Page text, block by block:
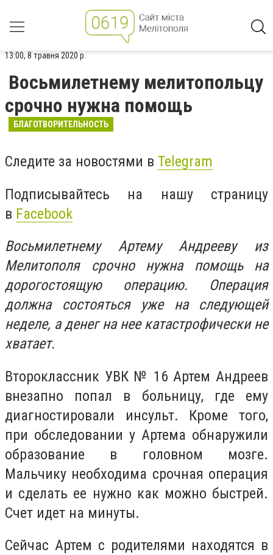
13:00, 8 травня 2020 р.
Восьмилетнему мелитопольцу
срочно нужна помощь
БЛАГОТВОРИТЕЛЬНОСТЬ
Следите за новостями в Telegram
Подписывайтесь на нашу страницу
в Facebook
Восьмилетнему Артему Андрееву из
Мелитополя срочно нужна помощь на
дорогостоящую операцию. Операция
должна состояться уже на следующей
неделе, а денег на нее катастрофически не
хватает.
Второклассник УВК № 16 Артем Андреев
внезапно попал в больницу, где ему
диагностировали инсульт. Кроме того,
при обследовании у Артема обнаружили
образование в головном мозге.
Мальчику необходима срочная операция
и сделать ее нужно как можно быстрей.
Счет идет на минуты.
Сейчас Артем с родителями находятся в